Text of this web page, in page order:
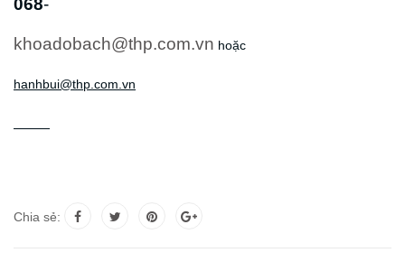
068-
khoadobach@thp.com.vn hoặc
hanhbui@thp.com.vn
Chia sẻ: